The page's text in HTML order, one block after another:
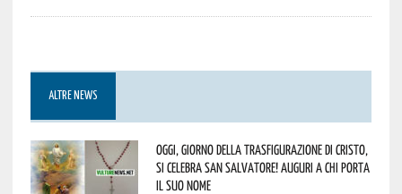
ALTRE NEWS
Oggi, giorno della Trasfigurazione di Cristo,
si celebra San Salvatore! Auguri a chi porta
il suo nome